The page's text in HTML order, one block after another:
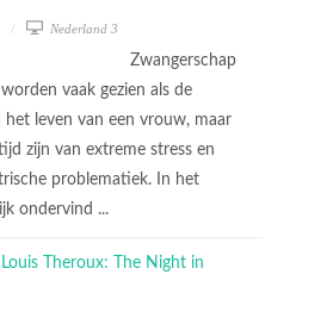
Nederland 3
Zwangerschap
vaak gezien als de
leven van een vrouw, maar
zijn van extreme stress en
problematiek. In het
ondervind ...